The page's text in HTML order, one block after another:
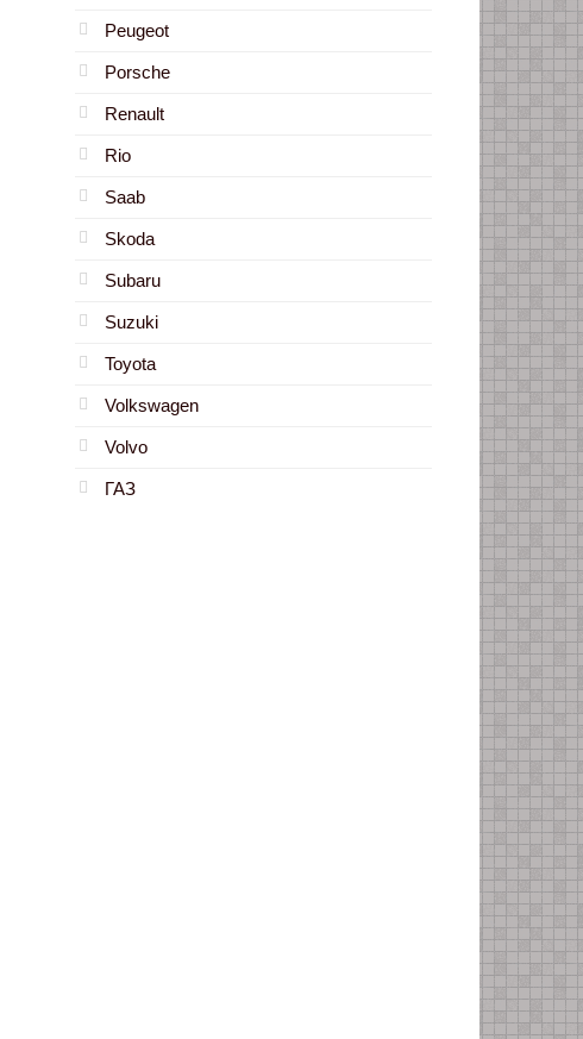
Peugeot
Porsche
Renault
Rio
Saab
Skoda
Subaru
Suzuki
Toyota
Volkswagen
Volvo
ГАЗ